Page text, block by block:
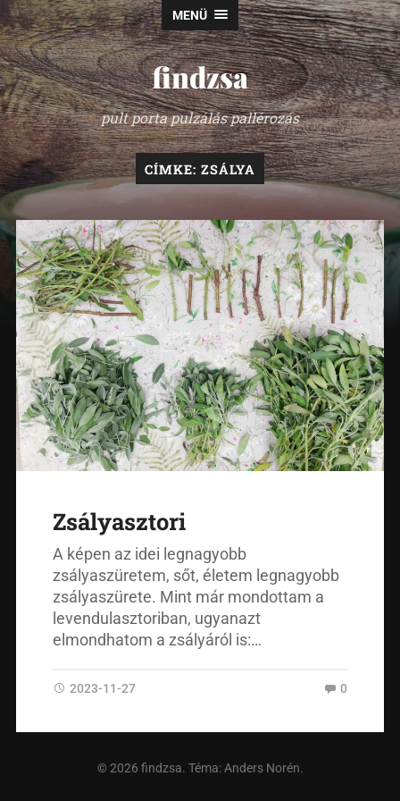
MENÜ
findzsa
pult porta pulzálás pallérozás
CÍMKE: ZSÁLYA
Zsályasztori
A képen az idei legnagyobb
zsályaszüretem, sőt, életem legnagyobb
zsályaszürete. Mint már mondottam a
levendulasztoriban, ugyanazt
elmondhatom a zsályáról is:…
2023-11-27 0
© 2026 findzsa. Téma:Anders Norén.